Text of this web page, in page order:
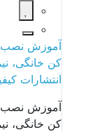
آموزش نصب،
کن خانگی،
انتشارات
آموزش نصب،
کن خانگی،